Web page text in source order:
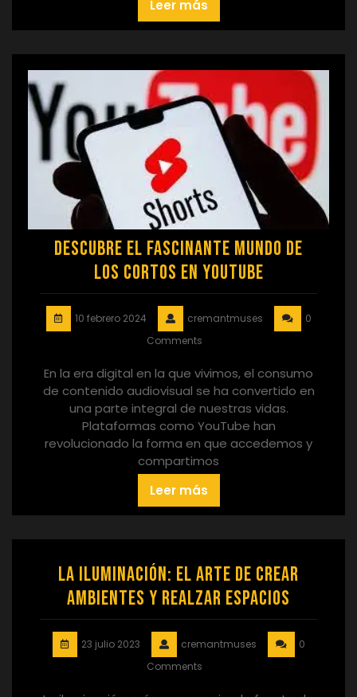
Leer más
Descubre el fascinante mundo de
los cortos en YouTube
10 febrero 2024 cremantmuses
0
Comments
En la era digital en la que vivimos, el consumo
de contenido audiovisual se ha convertido en
una parte integral de nuestras vidas.
Plataformas como YouTube han
revolucionado la forma en que accedemos y
compartimos
Leer más
La iluminación: el arte de crear
ambientes y realzar espacios
23 julio 2023 cremantmuses
0
Comments